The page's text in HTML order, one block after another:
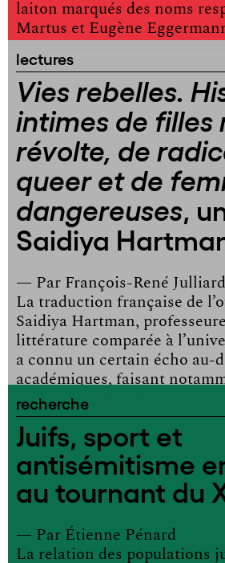
laiton marqués des noms
Martus et Eugène
lectures
Vies rebelles.
intimes de filles
révolte, de
queer et de
dangereuses,
Saidiya
— Par François-René Julliard
La traduction française de
Saidiya Hartman,
littérature comparée à
a connu un certain écho au-
académiques, faisant
recensions dans […]
recherche
Juifs, sport et
antisémitisme
au tournant du
— Par Étienne Pénard
La relation des populations